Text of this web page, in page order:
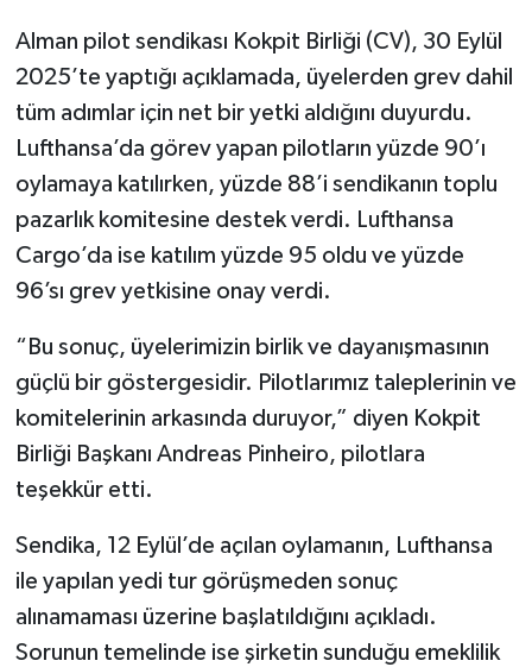
Alman pilot sendikası Kokpit Birliği (CV), 30 Eylül
2025’te yaptığı açıklamada, üyelerden grev dahil
tüm adımlar için net bir yetki aldığını duyurdu.
Lufthansa’da görev yapan pilotların yüzde 90’ı
oylamaya katılırken, yüzde 88’i sendikanın toplu
pazarlık komitesine destek verdi. Lufthansa
Cargo’da ise katılım yüzde 95 oldu ve yüzde
96’sı grev yetkisine onay verdi.
“Bu sonuç, üyelerimizin birlik ve dayanışmasının
güçlü bir göstergesidir. Pilotlarımız taleplerinin ve
komitelerinin arkasında duruyor,” diyen Kokpit
Birliği Başkanı Andreas Pinheiro, pilotlara
teşekkür etti.
Sendika, 12 Eylül’de açılan oylamanın, Lufthansa
ile yapılan yedi tur görüşmeden sonuç
alınamaması üzerine başlatıldığını açıkladı.
Sorunun temelinde ise şirketin sunduğu emeklilik